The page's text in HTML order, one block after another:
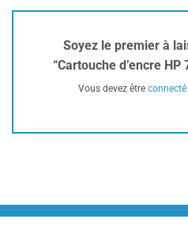
Soyez le premier à
“Cartouche d’encre
Vous devez être connecté